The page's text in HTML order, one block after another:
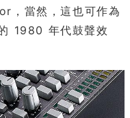
當然，這也可作為
1980 年代鼓聲效